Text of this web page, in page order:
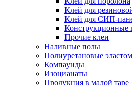
Клей для
Клей для СИП-
Конструкционные
Прочие клеи
Наливные полы
Полиуретановые
Компаунды
Изоцианаты
Продукция в малой таре